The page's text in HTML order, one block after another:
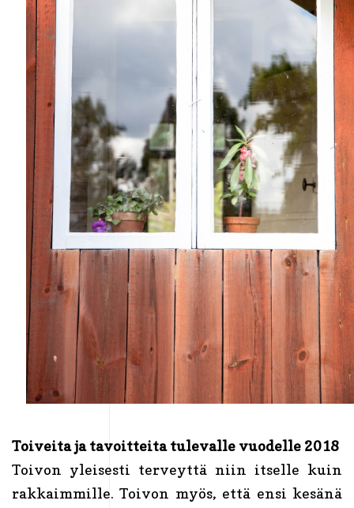
Toiveita ja tavoitteita tulevalle vuodelle 2018
Toivon yleisesti terveyttä niin itselle kuin
rakkaimmille. Toivon myös, että ensi kesänä